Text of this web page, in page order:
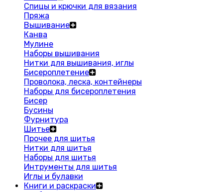
Спицы и крючки для вязания
Пряжа
Вышивание
Канва
Мулине
Наборы вышивания
Нитки для вышивания, иглы
Бисероплетение
Проволока, леска, контейнеры
Наборы для бисероплетения
Бисер
Бусины
Фурнитура
Шитье
Прочее для шитья
Нитки для шитья
Наборы для шитья
Интрументы для шитья
Иглы и булавки
Книги и раскраски